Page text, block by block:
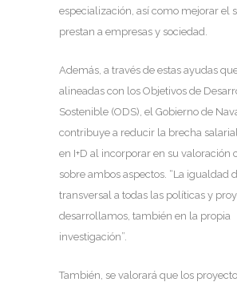
especialización, así como mejorar el
prestan a empresas y sociedad.
Además, a través de estas ayudas
alineadas con los Objetivos de
Sostenible (ODS), el Gobierno de
contribuye a reducir la brecha
en I+D al incorporar en su valoración
sobre ambos aspectos. “La igualdad
transversal a todas las políticas y
desarrollamos, también en la propia
investigación”.
También, se valorará que los